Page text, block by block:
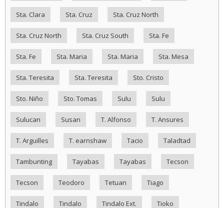
Sta. Clara Sta. Cruz Sta. Cruz North
Sta. Cruz North Sta. Cruz South Sta. Fe
Sta. Fe Sta. Maria Sta. Maria Sta. Mesa
Sta. Teresita Sta. Teresita Sto. Cristo
Sto. Niño Sto. Tomas Sulu Sulu
Sulucan Susan T. Alfonso T. Ansures
T. Arguilles T. earnshaw Tacio Taladtad
Tambunting Tayabas Tayabas Tecson
Tecson Teodoro Tetuan Tiago
Tindalo Tindalo Tindalo Ext. Tioko